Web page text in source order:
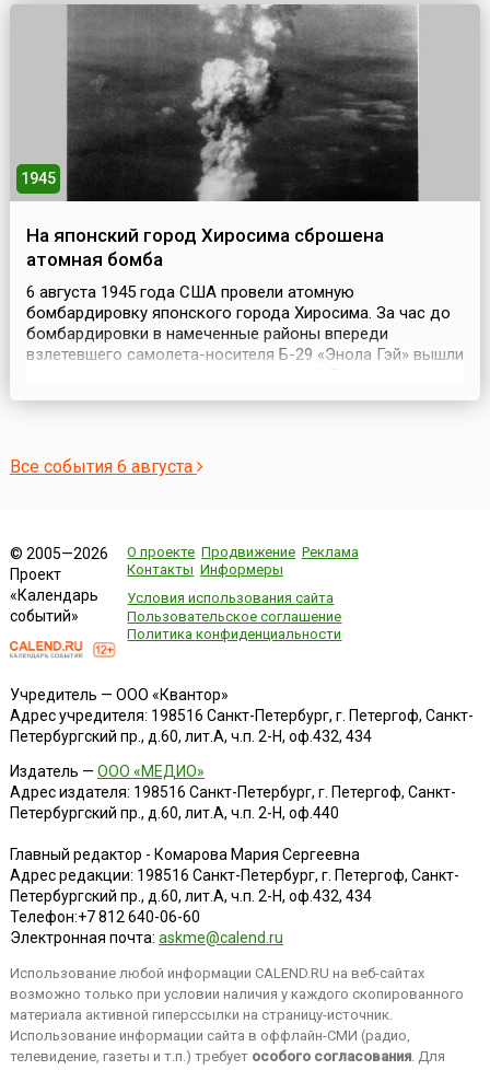
семитысячное немецкое войско. Небольшая русская
1945
На японский город Хиросима сброшена
атомная бомба
6 августа 1945 года США провели атомную
бомбардировку японского города Хиросима. За час до
бомбардировки в намеченные районы впереди
взлетевшего самолета-носителя Б-29 «Энола Гэй» вышли
самолета-носителя следовал самолет с аппаратурой,
результаты взрыва. ...
Все события 6 августа
© 2005—2026
Проект
«Календарь
событий»
О проекте Продвижение Реклама
Контакты Информеры
Условия использования сайта
Пользовательское соглашение
Политика конфиденциальности
Учредитель — ООО «Квантор»
Адрес учредителя: 198516 Санкт-Петербург, г. Петергоф, Санкт-
Петербургский пр., д.60, лит.А, ч.п. 2-Н, оф.432, 434
Издатель — ООО «МЕДИО»
Адрес издателя: 198516 Санкт-Петербург, г. Петергоф, Санкт-
Петербургский пр., д.60, лит.А, ч.п. 2-Н, оф.440
Главный редактор - Комарова Мария Сергеевна
Адрес редакции: 198516 Санкт-Петербург, г. Петергоф, Санкт-
Петербургский пр., д.60, лит.А, ч.п. 2-Н, оф.432, 434
Телефон:+7 812 640-06-60
Электронная почта: askme@calend.ru
Использование любой информации CALEND.RU на веб-сайтах
возможно только при условии наличия у каждого скопированного
материала активной гиперссылки на страницу-источник.
Использование информации сайта в оффлайн-СМИ (радио,
телевидение, газеты и т.п.) требует особого согласования. Для